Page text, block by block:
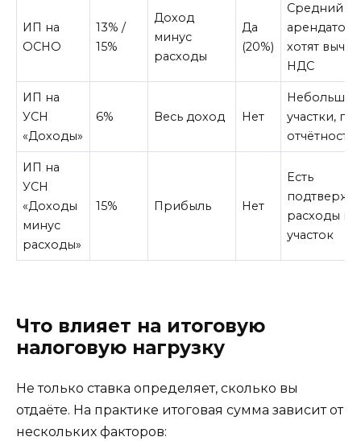
ИП на
ОСНО
13% /
15%
Доход
минус
расходы
Да
(20%)
Средний
хотят
НДС
ИП на
УСН
«Доходы»
6% Весь доход Нет
Небольшие
участки,
отчётность
ИП на
УСН
«Доходы
минус
расходы»
15% Прибыль Нет
Есть
расходы на
участок
Что влияет на итоговую
налоговую нагрузку
Не только ставка определяет, сколько вы
отдаёте. На практике итоговая сумма зависит от
нескольких факторов: